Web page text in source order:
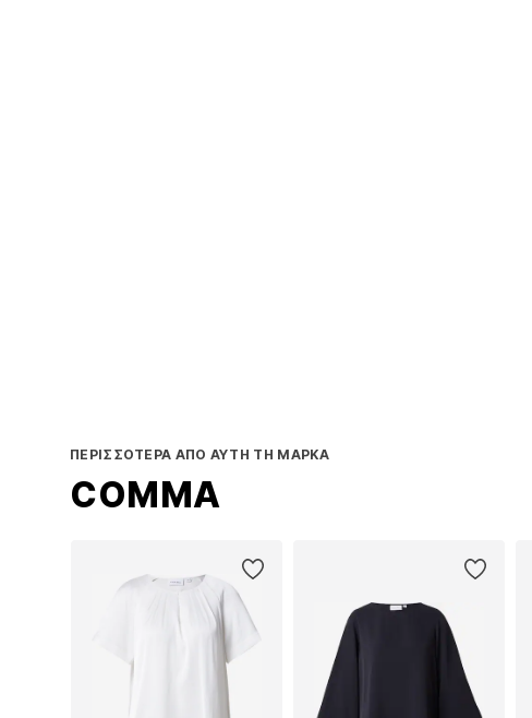
ΠΕΡΙΣΣΌΤΕΡΑ ΑΠΌ ΑΥΤΉ ΤΗ ΜΆΡΚΑ
COMMA